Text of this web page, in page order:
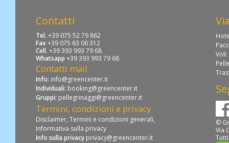
Contatti
Tel. +39 075 52 79 862
Fax +39 075 63 06 312
Cell. +39 393 993 79 68
Whatsapp +39 393 993 79 68
Contatti mail
Info: info@greencenter.it
Individuali: booking@greencenter.it
Gruppi: pellegrinaggi@greencenter.it
Termini, condizioni e privacy
Disclaimer, Termini e condizioni generali,
Informativa sulla privacy
Info sulla privacy privacy@greencenter.it
Voli
©
Via